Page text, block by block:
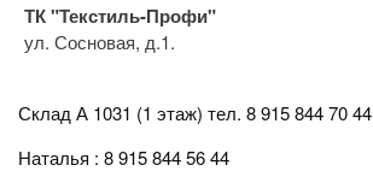
ТК "Текстиль-Профи"
ул. Сосновая, д.1.
Склад А 1031 (1 этаж) тел. 8 915 844 70 44
Наталья : 8 915 844 56 44